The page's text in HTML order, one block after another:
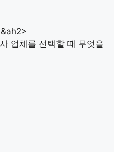
업체를 선택할 때 무엇을